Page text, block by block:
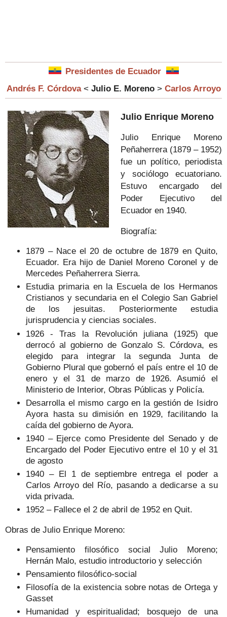
Presidentes de Ecuador
Andrés F. Córdova < Julio E. Moreno > Carlos Arroyo
Julio Enrique Moreno
Julio Enrique Moreno
Peñaherrera (1879 – 1952)
fue un político, periodista
y sociólogo ecuatoriano.
Estuvo encargado del
Poder Ejecutivo del
Ecuador en 1940.
Biografía:
1879 – Nace el 20 de octubre de 1879 en Quito,
Ecuador. Era hijo de Daniel Moreno Coronel y de
Mercedes Peñaherrera Sierra.
Estudia primaria en la Escuela de los Hermanos
Cristianos y secundaria en el Colegio San Gabriel
de los jesuitas. Posteriormente estudia
jurisprudencia y ciencias sociales.
1926 - Tras la Revolución juliana (1925) que
derrocó al gobierno de Gonzalo S. Córdova, es
elegido para integrar la segunda Junta de
Gobierno Plural que gobernó el país entre el 10 de
enero y el 31 de marzo de 1926. Asumió el
Ministerio de Interior, Obras Públicas y Policía.
Desarrolla el mismo cargo en la gestión de Isidro
Ayora hasta su dimisión en 1929, facilitando la
caída del gobierno de Ayora.
1940 – Ejerce como Presidente del Senado y de
Encargado del Poder Ejecutivo entre el 10 y el 31
de agosto
1940 – El 1 de septiembre entrega el poder a
Carlos Arroyo del Río, pasando a dedicarse a su
vida privada.
1952 – Fallece el 2 de abril de 1952 en Quit.
Obras de Julio Enrique Moreno:
Pensamiento filosófico social Julio Moreno;
Hernán Malo, estudio introductorio y selección
Pensamiento filosófico-social
Filosofía de la existencia sobre notas de Ortega y
Gasset
Humanidad y espiritualidad; bosquejo de una